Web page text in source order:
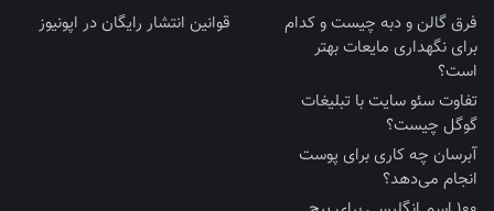
فرق گالن و دبه چیست و کدام
برای نگهداری مایعات بهتر
است؟
تفاوت سئو سایت با تبلیغات
گوگل چیست؟
آبرسان چه کاری برای پوست
انجام می‌دهد؟
قوانین انتشار رایگان در اپونیوز